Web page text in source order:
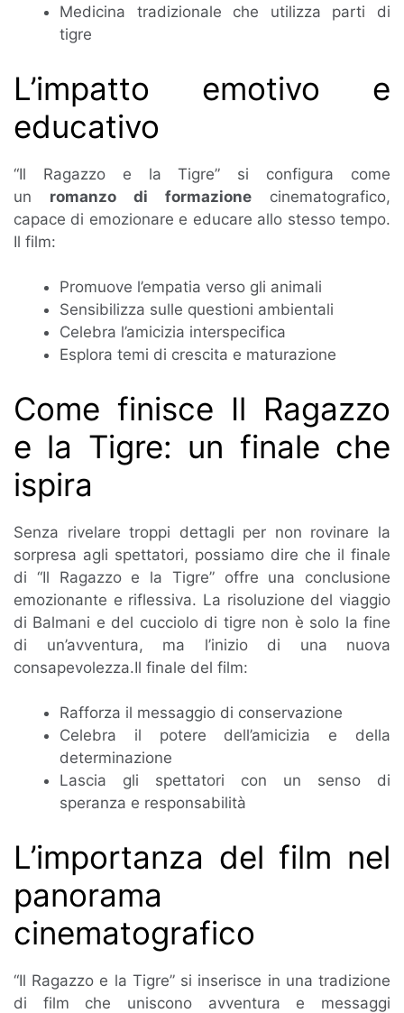
Medicina tradizionale che utilizza parti di
tigre
L’impatto emotivo e
educativo
“Il Ragazzo e la Tigre” si configura come
un romanzo di formazione cinematografico,
capace di emozionare e educare allo stesso tempo.
Il film:
Promuove l’empatia verso gli animali
Sensibilizza sulle questioni ambientali
Celebra l’amicizia interspecifica
Esplora temi di crescita e maturazione
Come finisce Il Ragazzo
e la Tigre: un finale che
ispira
Senza rivelare troppi dettagli per non rovinare la
sorpresa agli spettatori, possiamo dire che il finale
di “Il Ragazzo e la Tigre” offre una conclusione
emozionante e riflessiva. La risoluzione del viaggio
di Balmani e del cucciolo di tigre non è solo la fine
di un’avventura, ma l’inizio di una nuova
consapevolezza.Il finale del film:
Rafforza il messaggio di conservazione
Celebra il potere dell’amicizia e della
determinazione
Lascia gli spettatori con un senso di
speranza e responsabilità
L’importanza del film nel
panorama
cinematografico
“Il Ragazzo e la Tigre” si inserisce in una tradizione
di film che uniscono avventura e messaggi